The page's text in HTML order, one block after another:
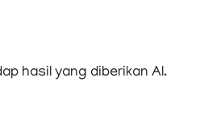
hasil yang diberikan AI.